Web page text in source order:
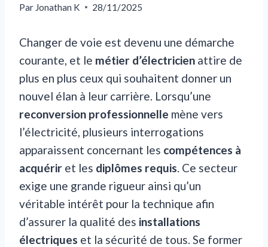
Par Jonathan K 28/11/2025
Changer de voie est devenu une démarche
courante, et le métier d’électricien attire de
plus en plus ceux qui souhaitent donner un
nouvel élan à leur carrière. Lorsqu’une
reconversion professionnelle mène vers
l’électricité, plusieurs interrogations
apparaissent concernant les compétences à
acquérir et les diplômes requis. Ce secteur
exige une grande rigueur ainsi qu’un
véritable intérêt pour la technique afin
d’assurer la qualité des installations
électriques et la sécurité de tous. Se former